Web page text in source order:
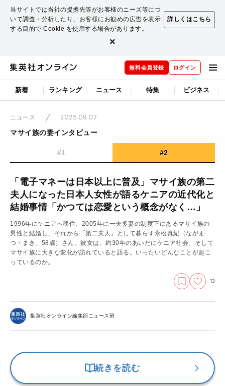
当サイトでは当社の提携先等がお客様のニーズ等につ
いて調査・分析したり、お客様にお勧めの広告を表示
する目的で Cookie を使用する場合があります。
詳しくはこちら
×
無料会員登録 ログイン
新着 ランキング ニュース 特集 ビジネス
ニュース
2025.09.07
マサイ族の妻インタビュー
#1 #2
「電子マネーは日本以上に普及」マサイ族の第二
夫人になった日本人女性が語るケニアの近代化と
結婚事情「かつては恋愛という概念がなく…」
1996年にケニアへ移住、2005年に一夫多妻の制度下にあるマサイ族の
男性と結婚し、それから「第二夫人」として暮らす永松真紀（ながま
つ・まき、58歳）さん。彼女は、約30年のあいだにケニア社会、そして
マサイ族に大きな変化が訪れていると語る。いったいどんなことが起こ
っているのか。
13
集英社オンライン編集部ニュース班
続きを読む